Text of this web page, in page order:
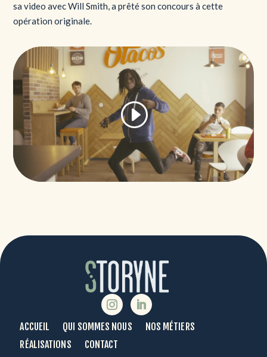
sa video avec Will Smith, a prêté son concours à cette
opération originale.
ACCUEIL QUI SOMMES NOUS
NOS MÉTIERS
RÉALISATIONS
CONTACT